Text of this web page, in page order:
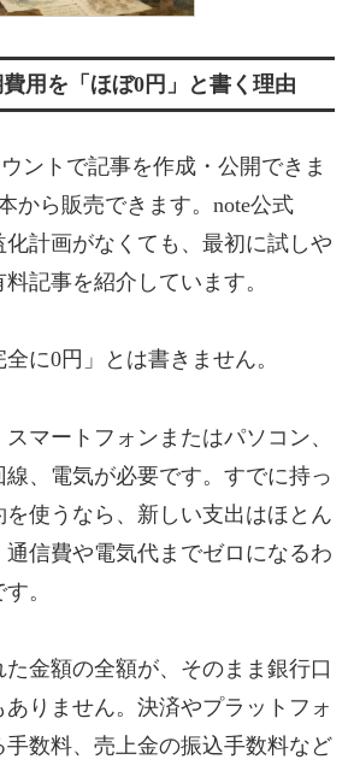
用を「ほぼ0円」と書く理由
ントで記事を作成・公開できま
から販売できます。note公式
化計画がなくても、最初に試しや
記事を紹介しています。
に0円」とは書きません。
マートフォンまたはパソコン、
線、電気が必要です。すでに持っ
使うなら、新しい支出はほとん
通信費や電気代までゼロになるわ
。
た金額の全額が、そのまま銀行口
りません。決済やプラットフォ
手数料、売上金の振込手数料など